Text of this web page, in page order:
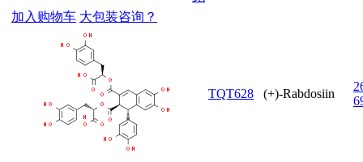
加入购物车 大包装咨询？
TQT628 (+)-Rabdosiin